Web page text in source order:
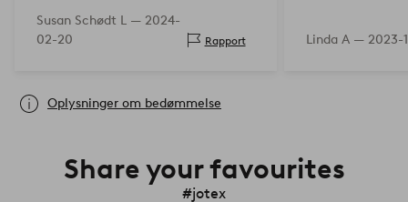
fødderne passer desværre ikke ind
under min…
Susan Schødt L — 2024-
02-20
Rapport Linda A — 2023-
Oplysninger om bedømmelse
Share your favourites
#jotex